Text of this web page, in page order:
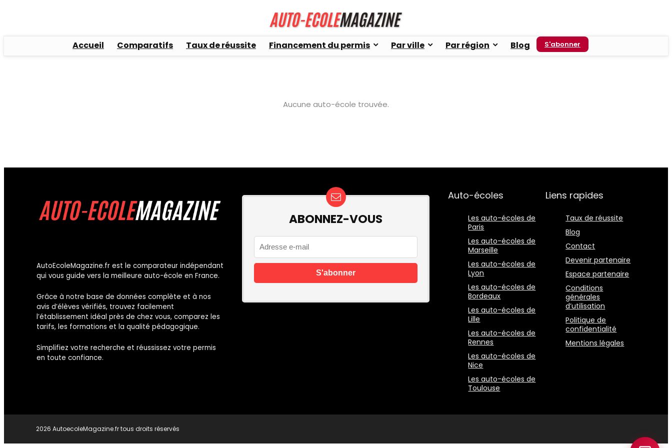
Accueil Comparatifs Taux de réussite Financement du permis Par ville Par région Blog S'abonner
Aucune auto-école trouvée.
AutoEcoleMagazine.fr est le comparateur indépendant
qui vous guide vers la meilleure auto-école en France.
Grâce à notre base de données complète et à nos
avis d’élèves vérifiés, trouvez facilement
l’établissement idéal près de chez vous, comparez les
tarifs, les formations et la qualité pédagogique.
Simplifiez votre recherche et réussissez votre permis
en toute confiance.
ABONNEZ-VOUS
Auto-écoles
Les auto-écoles de
Paris
Les auto-écoles de
Marseille
Les auto-écoles de
Lyon
Les auto-écoles de
Bordeaux
Les auto-écoles de
Lille
Les auto-écoles de
Rennes
Les auto-écoles de
Nice
Les auto-écoles de
Toulouse
Liens rapides
Taux de réussite
Blog
Contact
Devenir partenaire
Espace partenaire
Conditions
générales
d’utilisation
Politique de
confidentialité
Mentions légales
2026 AutoecoleMagazine.fr tous droits réservés